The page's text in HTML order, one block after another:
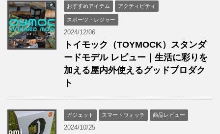
おすすめアイテム アクティビティ
スポーツ・レジャー
2024/12/06
トイモック（TOYMOCK）スタンダ
ードモデル レビュー｜生活に彩りを
加える屋内外使えるグッドプロダク
ト
ガジェット スマートウォッチ 商品レビュー
2024/10/25